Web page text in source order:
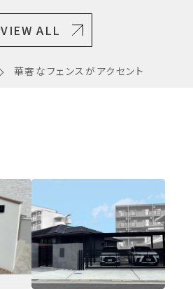
VIEW ALL
華奢なフェンスがアクセント